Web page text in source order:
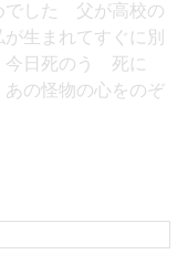
でした 父が高校の
生まれてすぐに別
日死のう 死に
の怪物の心をのぞ